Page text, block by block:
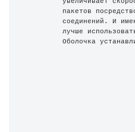
пакетов
соединений. И
лучше
Оболочка